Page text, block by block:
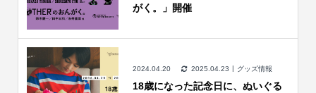
がく。」開催
2024.04.20 2025.04.23 グッズ情報
18歳になった記念日に、ぬいぐる